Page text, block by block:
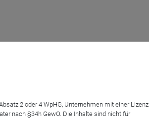
gegenüber Russland, die insbesondere der
2 oder 4 WpHG, Unternehmen mit einer Lizenz
nach §34h GewO. Die Inhalte sind nicht für